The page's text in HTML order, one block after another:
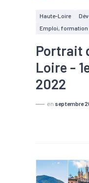
Haute-Loire
Emploi, formation
Portrait
Loire -
2022
en septembre